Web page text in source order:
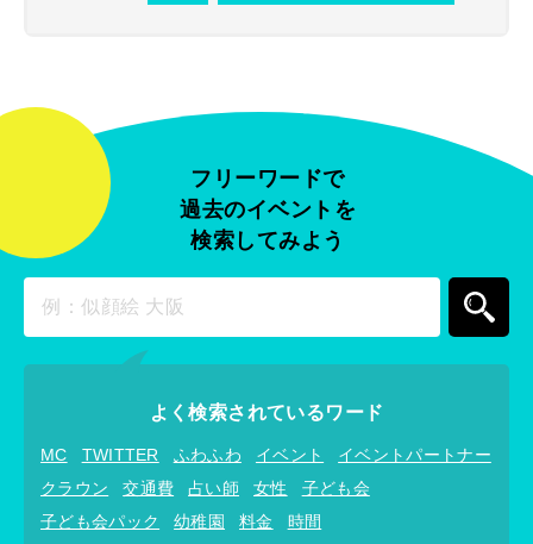
フリーワードで
過去のイベントを
検索してみよう
よく検索されているワード
MC TWITTER ふわふわ イベント
イベントパートナー
クラウン
交通費 占い師 女性
子ども会
子ども会パック
幼稚園 料金 時間